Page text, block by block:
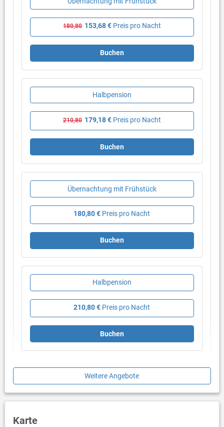
Darts; Videospiele: im naheliegenden Riva App. gegen
Gebühr
Gut zu Wissen
Check out bis 10 Uhr
Haustier nicht erlaubt
Babybett (auf Anfrage möglich, kostenlos)
180,80 153,68 € Preis pro Nacht
Buchen
Halbpension
210,80 179,18 € Preis pro Nacht
Buchen
Übernachtung mit Frühstück
180,80 € Preis pro Nacht
Buchen
Halbpension
210,80 € Preis pro Nacht
Buchen
Weitere Angebote
Karte